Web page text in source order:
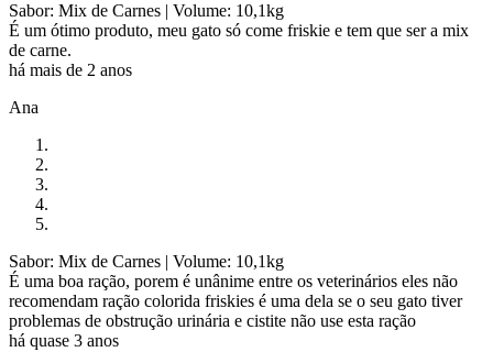
Sabor: Mix de Carnes | Volume: 10,1kg
É um ótimo produto, meu gato só come friskie e tem que ser a mix
de carne.
há mais de 2 anos
Ana
Sabor: Mix de Carnes | Volume: 10,1kg
É uma boa ração, porem é unânime entre os veterinários eles não
recomendam ração colorida friskies é uma dela se o seu gato tiver
problemas de obstrução urinária e cistite não use esta ração
há quase 3 anos